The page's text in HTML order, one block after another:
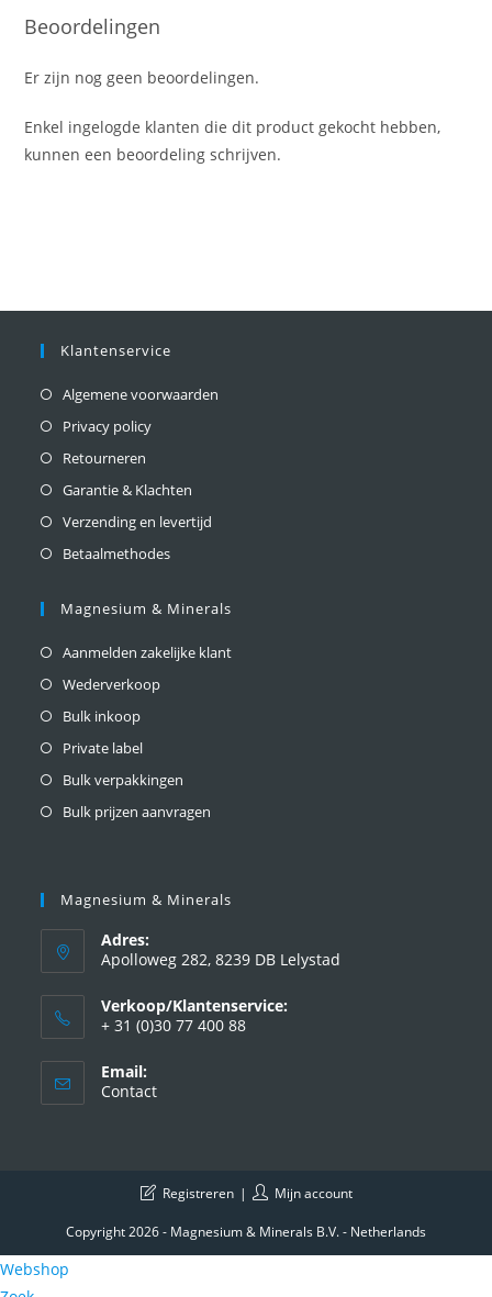
Beoordelingen
Er zijn nog geen beoordelingen.
Enkel ingelogde klanten die dit product gekocht hebben,
kunnen een beoordeling schrijven.
Klantenservice
Algemene voorwaarden
Privacy policy
Retourneren
Garantie & Klachten
Verzending en levertijd
Betaalmethodes
Magnesium & Minerals
Aanmelden zakelijke klant
Wederverkoop
Bulk inkoop
Private label
Bulk verpakkingen
Bulk prijzen aanvragen
Magnesium & Minerals
Adres:
Apolloweg 282, 8239 DB Lelystad
Verkoop/Klantenservice:
+ 31 (0)30 77 400 88
Email:
Contact
Registreren Mijn account
Copyright 2026 - Magnesium & Minerals B.V. - Netherlands
Webshop